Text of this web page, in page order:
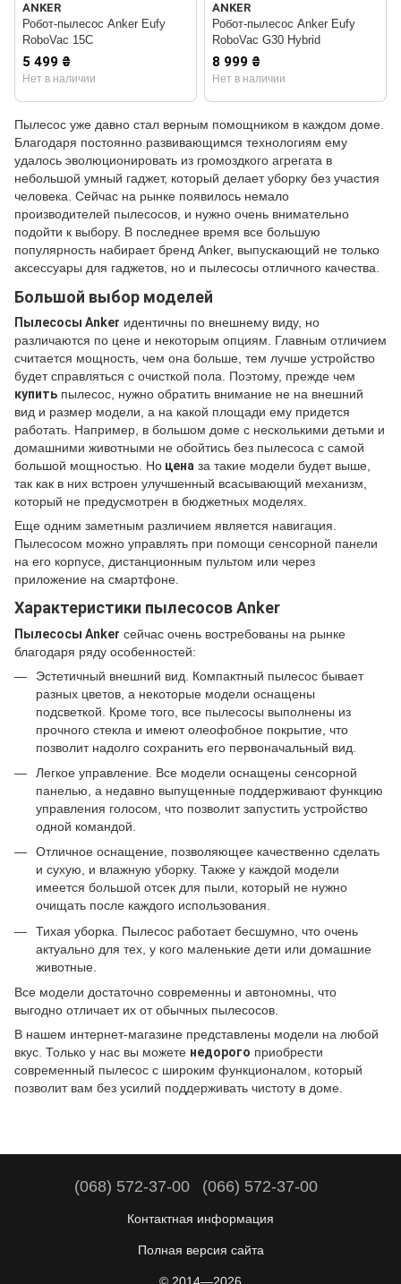
ANKER
Робот-пылесос Anker Eufy
RoboVac 15C
5 499 ₴
Нет в наличии
ANKER
Робот-пылесос Anker Eufy
RoboVac G30 Hybrid
8 999 ₴
Нет в наличии
Пылесос уже давно стал верным помощником в каждом доме.
Благодаря постоянно развивающимся технологиям ему
удалось эволюционировать из громоздкого агрегата в
небольшой умный гаджет, который делает уборку без участия
человека. Сейчас на рынке появилось немало
производителей пылесосов, и нужно очень внимательно
подойти к выбору. В последнее время все большую
популярность набирает бренд Anker, выпускающий не только
аксессуары для гаджетов, но и пылесосы отличного качества.
Большой выбор моделей
Пылесосы Anker идентичны по внешнему виду, но
различаются по цене и некоторым опциям. Главным отличием
считается мощность, чем она больше, тем лучше устройство
будет справляться с очисткой пола. Поэтому, прежде чем
купить пылесос, нужно обратить внимание не на внешний
вид и размер модели, а на какой площади ему придется
работать. Например, в большом доме с несколькими детьми и
домашними животными не обойтись без пылесоса с самой
большой мощностью. Но цена за такие модели будет выше,
так как в них встроен улучшенный всасывающий механизм,
который не предусмотрен в бюджетных моделях.
Еще одним заметным различием является навигация.
Пылесосом можно управлять при помощи сенсорной панели
на его корпусе, дистанционным пультом или через
приложение на смартфоне.
Характеристики пылесосов Anker
Пылесосы Anker сейчас очень востребованы на рынке
благодаря ряду особенностей:
Эстетичный внешний вид. Компактный пылесос бывает
разных цветов, а некоторые модели оснащены
подсветкой. Кроме того, все пылесосы выполнены из
прочного стекла и имеют олеофобное покрытие, что
позволит надолго сохранить его первоначальный вид.
Легкое управление. Все модели оснащены сенсорной
панелью, а недавно выпущенные поддерживают функцию
управления голосом, что позволит запустить устройство
одной командой.
Отличное оснащение, позволяющее качественно сделать
и сухую, и влажную уборку. Также у каждой модели
имеется большой отсек для пыли, который не нужно
очищать после каждого использования.
Тихая уборка. Пылесос работает бесшумно, что очень
актуально для тех, у кого маленькие дети или домашние
животные.
Все модели достаточно современны и автономны, что
выгодно отличает их от обычных пылесосов.
В нашем интернет-магазине представлены модели на любой
вкус. Только у нас вы можете недорого приобрести
современный пылесос с широким функционалом, который
позволит вам без усилий поддерживать чистоту в доме.
(068) 572-37-00 (066) 572-37-00
Контактная информация
Полная версия сайта